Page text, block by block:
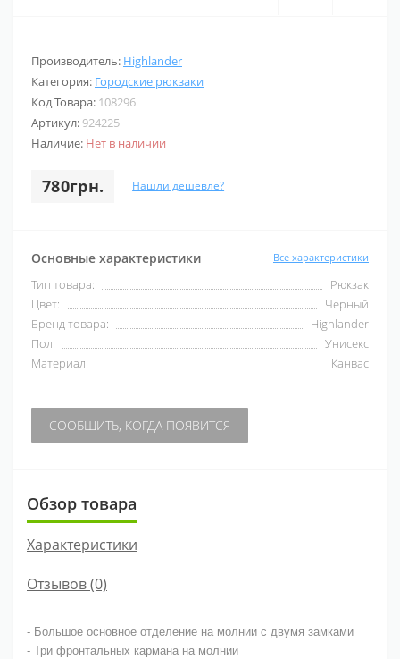
Производитель: Highlander
Категория: Городские рюкзаки
Код Товара: 108296
Артикул: 924225
Наличие: Нет в наличии
780грн. Нашли дешевле?
Основные характеристики Все характеристики
Тип товара:
Рюкзак
Цвет:
Черный
Бренд товара:
Highlander
Пол:
Унисекс
Материал:
Канвас
СООБЩИТЬ, КОГДА ПОЯВИТСЯ
Обзор товара
Характеристики
Отзывов (0)
- Большое основное отделение на молнии с двумя замками
- Три фронтальных кармана на молнии